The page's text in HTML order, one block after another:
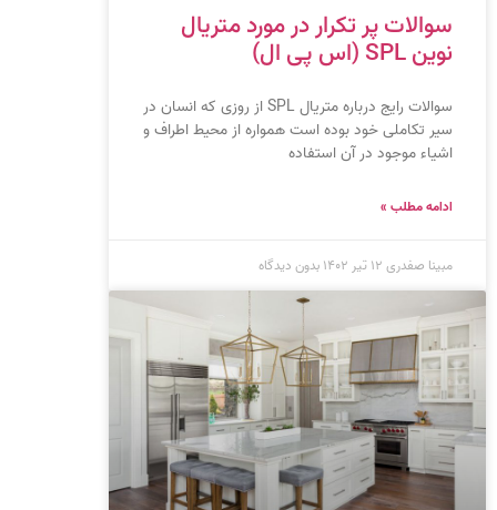
سوالات پر تکرار در مورد متریال
نوین SPL (اس پی ال)
سوالات رایج درباره متریال SPL از روزی که انسان در
سیر تکاملی خود بوده است همواره از محیط اطراف و
اشیاء موجود در آن استفاده
ادامه مطلب »
مبینا صفدری ۱۲ تیر ۱۴۰۲ بدون دیدگاه